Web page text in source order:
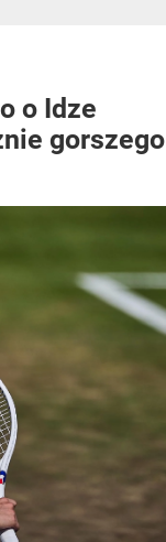
o Idze
gorszego